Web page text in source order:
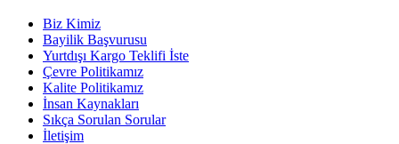
Biz Kimiz
Bayilik Başvurusu
Yurtdışı Kargo Teklifi İste
Çevre Politikamız
Kalite Politikamız
İnsan Kaynakları
Sıkça Sorulan Sorular
İletişim